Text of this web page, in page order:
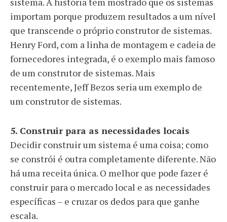
importam porque produzem resultados a um nível
que transcende o próprio construtor de sistemas.
Henry Ford, com a linha de montagem e cadeia de
fornecedores integrada, é o exemplo mais famoso
de um construtor de sistemas. Mais
recentemente, Jeff Bezos seria um exemplo de
um construtor de sistemas.
5. Construir para as necessidades locais
Decidir construir um sistema é uma coisa; como
se constrói é outra completamente diferente. Não
há uma receita única. O melhor que pode fazer é
construir para o mercado local e as necessidades
específicas – e cruzar os dedos para que ganhe
escala.